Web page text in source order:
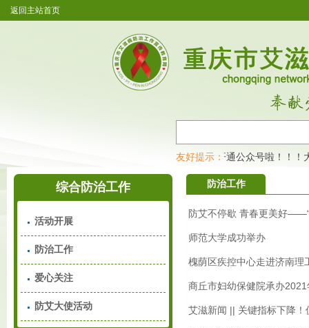
返回主站首页
友好提示：
重庆市艾滋病防治工作宣传教育网开通公众号啦！！！
综合防治工作
活动开展
防治工作
爱心关注
防艾大使活动
防治工作
防艾不停歇 青春更美好
师范大学成功举办
槐荫区疾控中心走进济南理
商丘市妇幼保健院承办
艾滋新闻 || 关键指标下降